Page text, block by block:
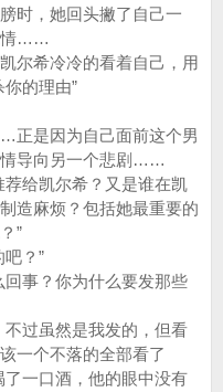
时，她回头撇了自己一
情……
希冷冷的看着自己，用
的理由”
是因为自己面前这个男
导向另一个悲剧……
给凯尔希？又是谁在凯
造麻烦？包括她最重要的
”
？”
事？你为什么要发那些
过虽然是我发的，但看
一个不落的全部看了
一口酒，他的眼中没有